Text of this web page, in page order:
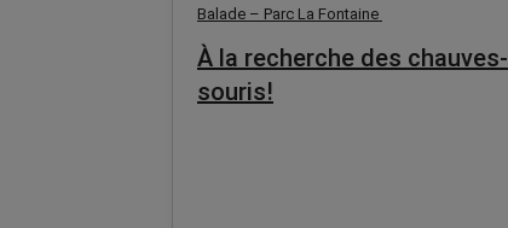
Balade – Parc La Fontaine
À la recherche des chauves-
souris!